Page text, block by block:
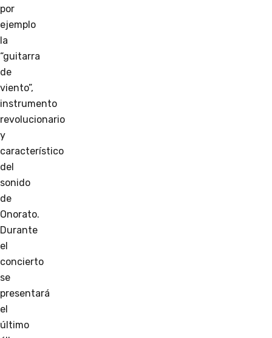
por
ejemplo
la
“guitarra
de
viento”,
instrumento
revolucionario
y
característico
del
sonido
de
Onorato.
Durante
el
concierto
se
presentará
el
último